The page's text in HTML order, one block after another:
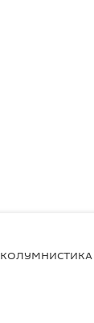
КОЛУМНИСТИКА